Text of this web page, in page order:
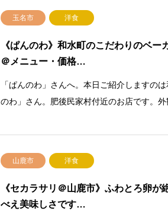
玉名市 洋食
《ぱんのわ》和水町のこだわりのベー
＠メニュー・価格…
「ぱんのわ」さんへ。本日ご紹介しますの
のわ」さん。肥後民家村付近のお店です。外
山鹿市 洋食
《セカラサリ＠山鹿市》ふわとろ卵
べえ美味しさです…